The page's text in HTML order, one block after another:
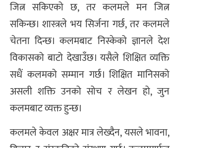
जित्न सकिएको छ, तर कलमले मन जित्न
सकिन्छ। शास्त्रले भय सिर्जना गर्छ, तर कलमले
चेतना दिन्छ। कलमबाट निस्केको ज्ञानले देश
विकासको बाटो देखाउँछ। यसैले शिक्षित व्यक्ति
सधैं कलमको सम्मान गर्छ। शिक्षित मानिसको
असली शक्ति उनको सोच र लेखन हो, जुन
कलमबाट व्यक्त हुन्छ।
कलमले केवल अक्षर मात्र लेख्दैन, यसले भावना,